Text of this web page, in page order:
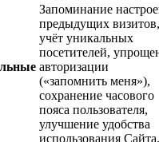
Запоминание
предыдущих визитов,
учёт уникальных
посетителей,
авторизации
(«запомнить меня»),
сохранение часового
пояса пользователя,
улучшение удобства
использования Сайта.